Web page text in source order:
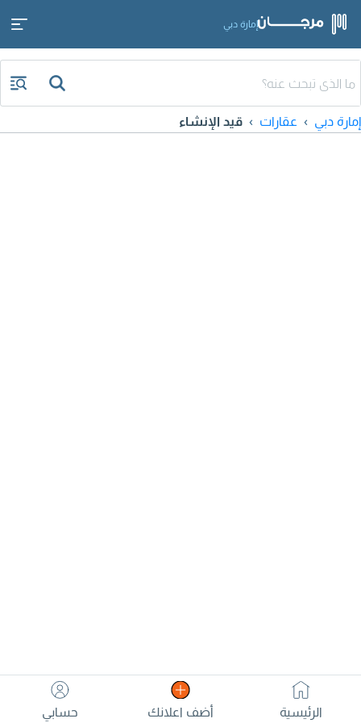
إمارة دبي
إمارة دبي عقارات قيد الإنشاء
الرئيسية أضف اعلانك حسابي